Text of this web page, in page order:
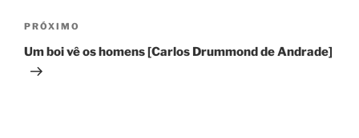
Próximo
post
PRÓXIMO
Um boi vê os homens [Carlos Drummond de Andrade]